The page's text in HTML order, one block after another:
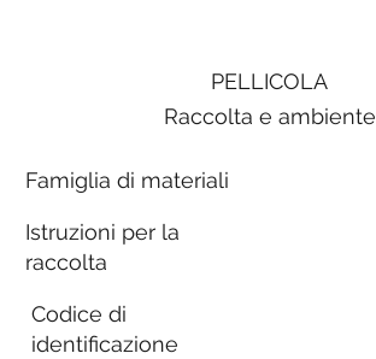
PELLICOLA
Raccolta e ambiente
Famiglia di materiali
Istruzioni per la
raccolta
Codice di
identificazione